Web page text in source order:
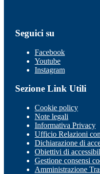
Seguici su
Facebook
Youtube
Instagram
Sezione Link Utili
Cookie policy
Note legali
Informativa Privacy
Ufficio Relazioni
Dichiarazione di
Obiettivi di
Gestione consensi
Amministrazione